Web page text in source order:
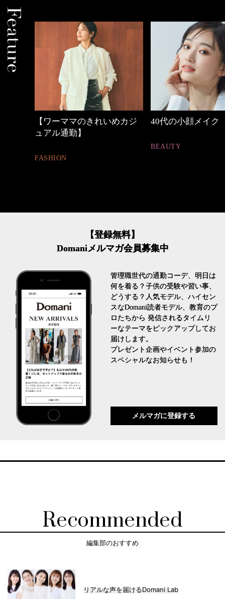
【ワーママのきれいめカジ
ュアル通勤】
FASHION
40代の小顔メイク
BEAUTY
【登録無料】
Domaniメルマガ会員募集中
管理職世代の通勤コーデ、明日は
何を着る？子供の受験や習い事、
どうする？人気モデル、ハイセン
スなDomani読者モデル、教育のプ
ロたちから 発信されるタイムリ
ーなテーマをピックアップしてお
届けします。
プレゼント企画やイベント参加の
スペシャルなお知らせも！
メルマガに登録する
Recommended
編集部のおすすめ
リアルな声を届けるDomani Lab